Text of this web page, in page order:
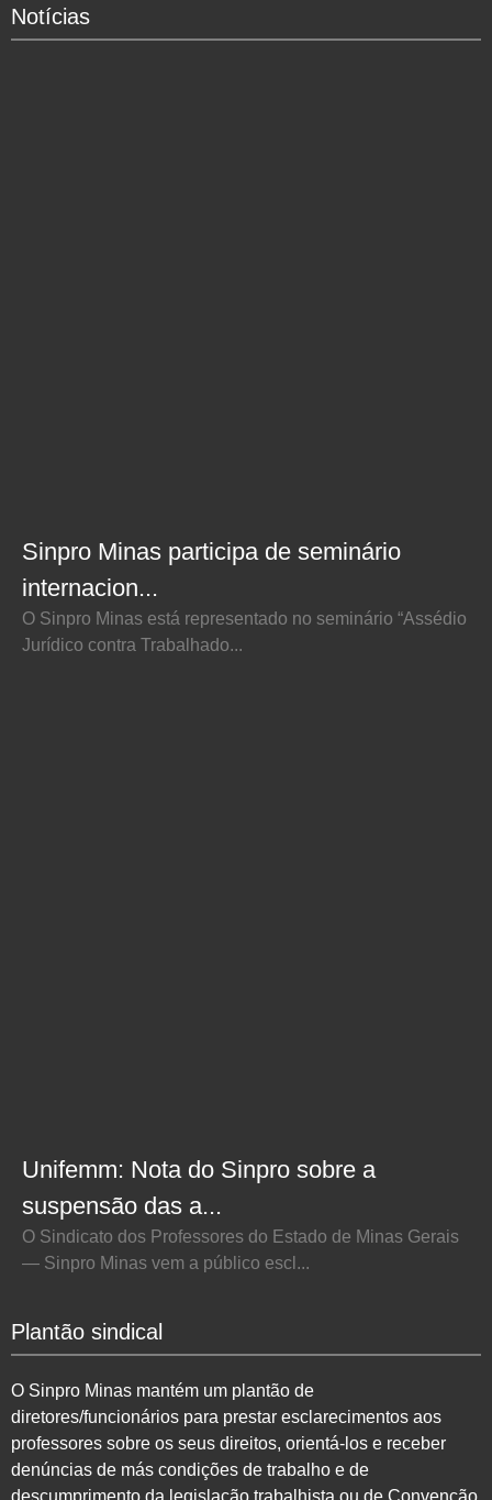
Notícias
Sinpro Minas participa de seminário
internacion...
O Sinpro Minas está representado no seminário “Assédio
Jurídico contra Trabalhado...
Unifemm: Nota do Sinpro sobre a
suspensão das a...
O Sindicato dos Professores do Estado de Minas Gerais
— Sinpro Minas vem a público escl...
Plantão sindical
O Sinpro Minas mantém um plantão de
diretores/funcionários para prestar esclarecimentos aos
professores sobre os seus direitos, orientá-los e receber
denúncias de más condições de trabalho e de
descumprimento da legislação trabalhista ou de Convenção